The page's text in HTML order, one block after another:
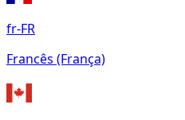
fr-FR
Francês (França)